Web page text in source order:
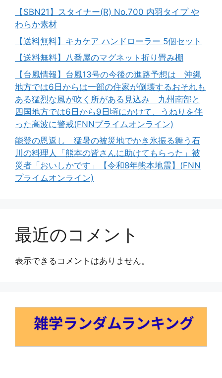
【SBN21】スタイナー(R) No.700 内羽タイプ や
わらか素材
【送料無料】キカケア ハンドローラー 5個セット
【送料無料】八番屋のマグネット折り畳み棚
【台風情報】台風13号の今後の進路予想は 沖縄
地方では6日からは一部の住家が倒壊するおそれも
ある猛烈な風が吹く所がある見込み 九州南部と
四国地方では6日から9日頃にかけて、うねりを伴
った高波に警戒(FNNプライムオンライン)
能登の恩返し 猛暑の被災地でかき氷振る舞う石
川の料理人「熊本の皆さんに助けてもらった」被
災者「おいしかです」【令和8年熊本地震】(FNN
プライムオンライン)
最近のコメント
表示できるコメントはありません。